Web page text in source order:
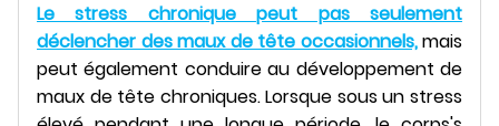
Le stress chronique peut pas seulement
déclencher des maux de tête occasionnels,mais
peut également conduire au développement de
maux de tête chroniques. Lorsque sous un stress